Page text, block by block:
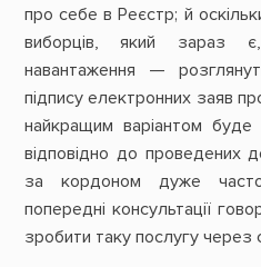
про себе в Реєстр; й
виборців, який зараз
навантаження —
підпису електронних заяв
найкращим варіантом буде
відповідно до проведених
за кордоном дуже
попередні консультації
зробити таку послугу через